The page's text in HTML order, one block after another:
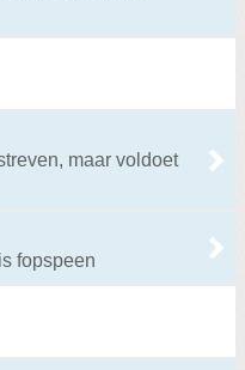
maar voldoet
fopspeen